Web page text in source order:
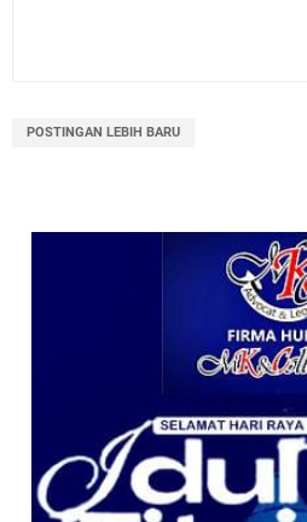
POSTINGAN LEBIH BARU